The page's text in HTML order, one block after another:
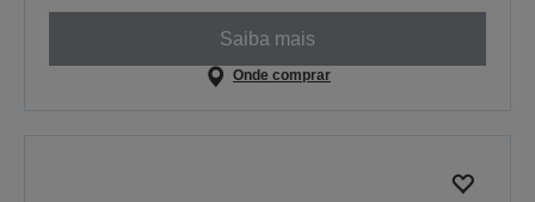
Saiba mais
Onde comprar